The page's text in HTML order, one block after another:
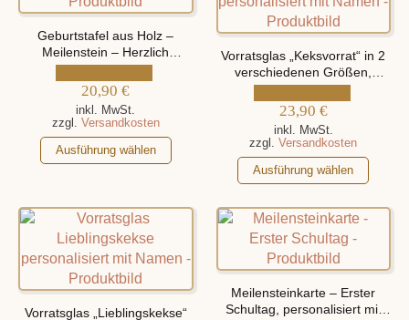
Varianten
auf.
Die
Optionen
können
der
Produktseite
gewählt
Optionen
können
auf
der
gewählt
werden
Geburtstafel aus Holz –
Meilenstein – Herzlich
Willkommen auf der Welt,
personalisiert mit Namen und
Geburtsdaten
20,90€
inkl. MwSt.
zzgl. Versandkosten
Ausführung wählen
Dieses
Produkt
mehrere
Varianten
auf.
Die
Optionen
können
Vorratsglas „Keksvorrat“ in 2
verschiedenen Größen,
personalisiert mit Namen
23,90 €
inkl. MwSt.
zzgl.Versandkosten
Ausführung wählen
Dieses
Produkt
weist
mehrere
Varianten
auf.
Die
Optionen
Vorratsglas „Lieblingskekse“
Meilensteinkarte – Erster
Schultag, personalisiert mit